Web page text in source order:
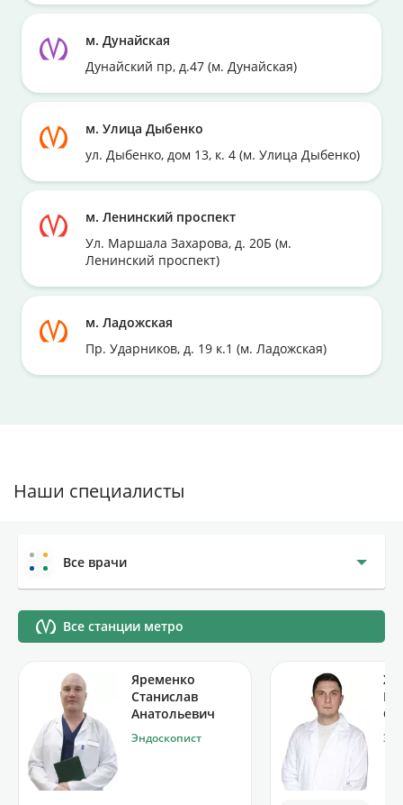
м. Дунайская
Дунайский пр, д.47 (м. Дунайская)
м. Улица Дыбенко
ул. Дыбенко, дом 13, к. 4 (м. Улица Дыбенко)
м. Ленинский проспект
Ул. Маршала Захарова, д. 20Б (м.
Ленинский проспект)
м. Ладожская
Пр. Ударников, д. 19 к.1 (м. Ладожская)
Наши специалисты
Все врачи
Все станции метро
Яременко
Станислав
Анатольевич
Эндоскопист